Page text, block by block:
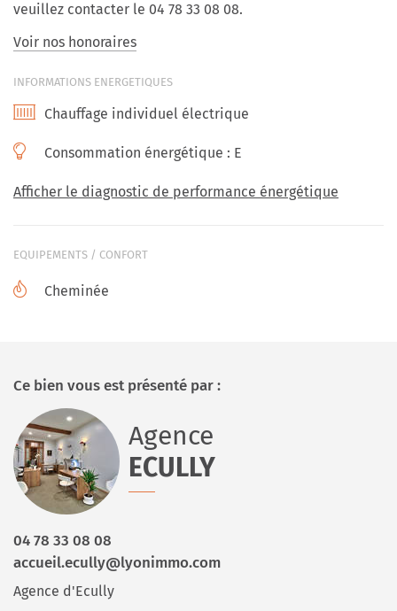
veuillez contacter le 04 78 33 08 08.
Voir nos honoraires
INFORMATIONS ENERGETIQUES
Chauffage individuel électrique
Consommation énergétique : E
Afficher le diagnostic de performance énergétique
EQUIPEMENTS / CONFORT
Cheminée
Ce bien vous est présenté par :
Agence
ECULLY
04 78 33 08 08
accueil.ecully@lyonimmo.com
Agence d'Ecully